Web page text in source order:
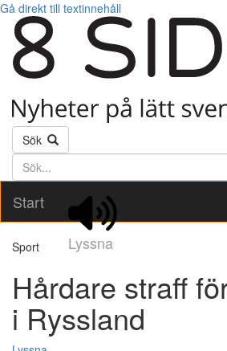
Gå direkt till textinnehåll
Sök
Söktext
Start
Lyssna
Sport
Hårdare straff
i Ryssland